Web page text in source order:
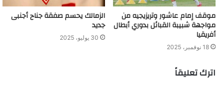
موقف إمام عاشور وتريزيجيه من
مواجهة شبيبة القبائل بدوري أبطال
أفريقيا
18 نوفمبر، 2025
الزمالك يحسم صفقة جناح أجنبى
جديد
30 يوليو، 2025
اترك تعليقاً